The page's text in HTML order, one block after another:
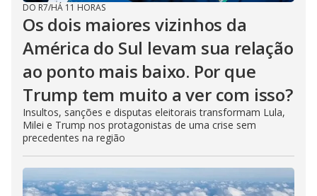
DO R7/HÁ 11 HORAS
Os dois maiores vizinhos da
América do Sul levam sua relação
ao ponto mais baixo. Por que
Trump tem muito a ver com isso?
Insultos, sanções e disputas eleitorais transformam Lula,
Milei e Trump nos protagonistas de uma crise sem
precedentes na região